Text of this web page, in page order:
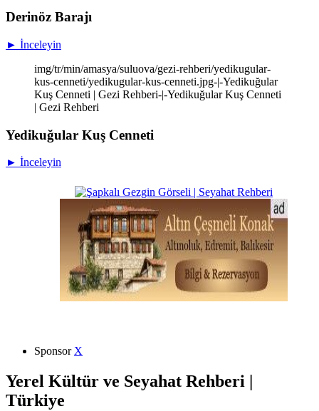
Derinöz Barajı
► İnceleyin
img/tr/min/amasya/suluova/gezi-rehberi/yedikugular-
kus-cenneti/yedikugular-kus-cenneti.jpg-|-Yedikuğular
Kuş Cenneti | Gezi Rehberi-|-Yedikuğular Kuş Cenneti
| Gezi Rehberi
Yedikuğular Kuş Cenneti
► İnceleyin
Sponsor X
Yerel Kültür ve Seyahat Rehberi |
Türkiye